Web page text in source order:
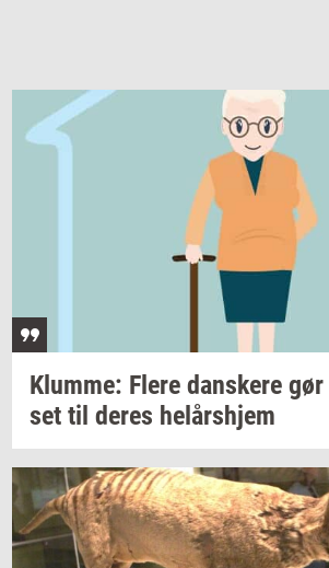
Klum­me: Flere dan­ske­re gør
set til deres helårs­hjem